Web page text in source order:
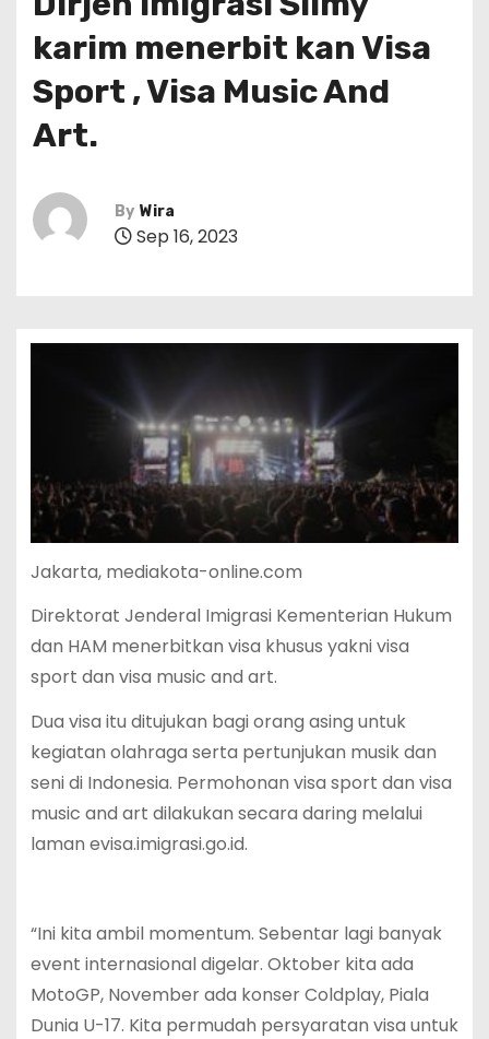
karim menerbit kan Visa
Sport , Visa Music And
Art.
By Wira
Sep 16, 2023
Jakarta, mediakota-online.com
Direktorat Jenderal Imigrasi Kementerian Hukum
dan HAM menerbitkan visa khusus yakni visa
sport dan visa music and art.
Dua visa itu ditujukan bagi orang asing untuk
kegiatan olahraga serta pertunjukan musik dan
seni di Indonesia. Permohonan visa sport dan visa
music and art dilakukan secara daring melalui
laman evisa.imigrasi.go.id.
“Ini kita ambil momentum. Sebentar lagi banyak
event internasional digelar. Oktober kita ada
MotoGP, November ada konser Coldplay, Piala
Dunia U-17. Kita permudah persyaratan visa untuk